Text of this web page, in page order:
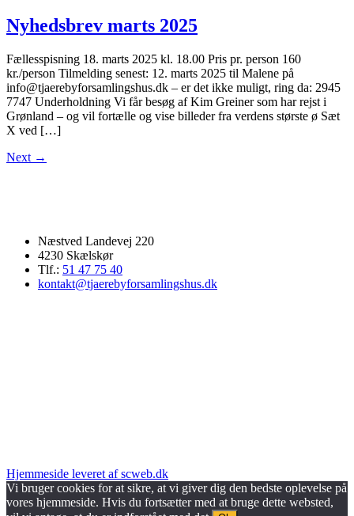
Nyhedsbrev marts 2025
Fællesspisning 18. marts 2025 kl. 18.00 Pris pr. person 160
kr./person Tilmelding senest: 12. marts 2025 til Malene på
info@tjaerebyforsamlingshus.dk – er det ikke muligt, ring da: 2945
7747 Underholdning Vi får besøg af Kim Greiner som har rejst i
Grønland – og vil fortælle og vise billeder fra verdens største ø Sæt
X ved […]
Next →
Næstved Landevej 220
4230 Skælskør
Tlf.: 51 47 75 40
kontakt@tjaerebyforsamlingshus.dk
Hjemmeside leveret af scweb.dk
Vi bruger cookies for at sikre, at vi giver dig den bedste oplevelse på
vores hjemmeside. Hvis du fortsætter med at bruge dette websted,